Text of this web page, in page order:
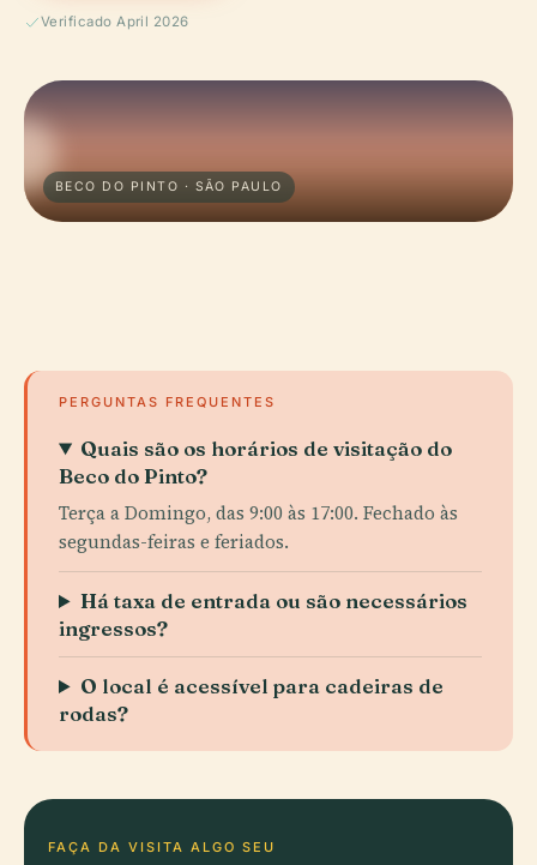
Verificado April 2026
BECO DO PINTO · SÃO PAULO
PERGUNTAS FREQUENTES
Quais são os horários de visitação do
Beco do Pinto?
Terça a Domingo, das 9:00 às 17:00. Fechado às
segundas-feiras e feriados.
Há taxa de entrada ou são necessários
ingressos?
O local é acessível para cadeiras de
rodas?
FAÇA DA VISITA ALGO SEU